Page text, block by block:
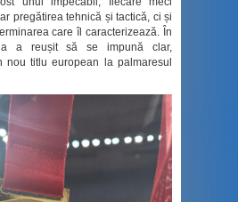
pregătirea tehnică și tactică, ci și
care îl caracterizează. În
a reușit să se impună clar,
nou titlu european la palmaresul